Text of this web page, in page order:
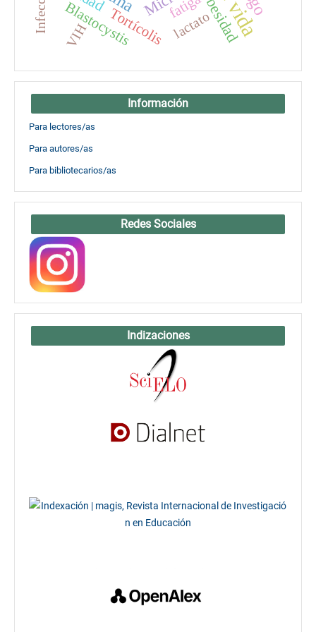
Obesidad
BlastocystisTortícolis
VIH lactato
Información
Para lectores/as
Para autores/as
Para bibliotecarios/as
Redes Sociales
Indizaciones